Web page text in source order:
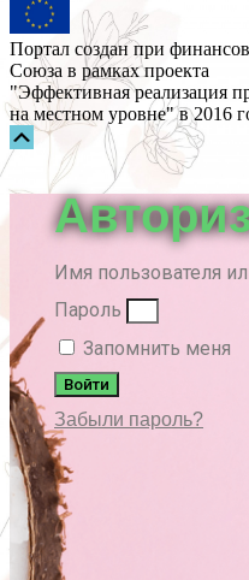
Портал создан при
Союза в рамках проекта
"Эффективная реализация
на местном уровне" в 2016
Прокрутка
вверх
Имя пользователя
Пароль
Запомнить меня
Войти
Забыли пароль?